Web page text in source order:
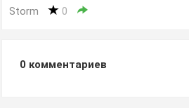
Storm 0
0 комментариев